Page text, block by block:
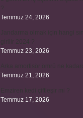
Temmuz 24, 2026
Temmuz 23, 2026
Temmuz 21, 2026
Temmuz 17, 2026